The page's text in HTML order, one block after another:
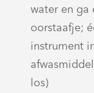
water en ga
oorstaafje;
instrument
los)